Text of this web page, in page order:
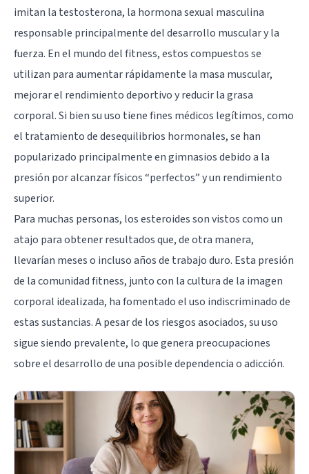
imitan la testosterona, la hormona sexual masculina
responsable principalmente del desarrollo muscular y la
fuerza. En el mundo del fitness, estos compuestos se
utilizan para aumentar rápidamente la masa muscular,
mejorar el rendimiento deportivo y reducir la grasa
corporal. Si bien su uso tiene fines médicos legítimos, como
el tratamiento de desequilibrios hormonales, se han
popularizado principalmente en gimnasios debido a la
presión por alcanzar físicos “perfectos” y un rendimiento
superior.
Para muchas personas, los esteroides son vistos como un
atajo para obtener resultados que, de otra manera,
llevarían meses o incluso años de trabajo duro. Esta presión
de la comunidad fitness, junto con la cultura de la imagen
corporal idealizada, ha fomentado el uso indiscriminado de
estas sustancias. A pesar de los riesgos asociados, su uso
sigue siendo prevalente, lo que genera preocupaciones
sobre el desarrollo de una posible dependencia o adicción.